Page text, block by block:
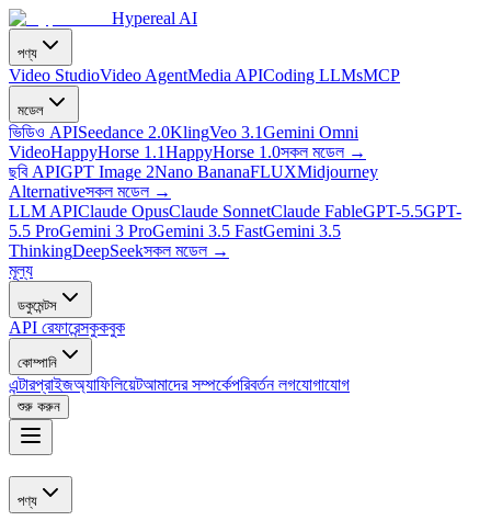
Hypereal AI
পণ্য
Video StudioVideo AgentMedia APICoding LLMsMCP
মডেল
ভিডিও APISeedance 2.0KlingVeo 3.1Gemini Omni
VideoHappyHorse 1.1HappyHorse 1.0সকল মডেল→
ছবি APIGPT Image 2Nano BananaFLUXMidjourney
Alternativeসকল মডেল→
LLM APIClaude OpusClaude SonnetClaude FableGPT-5.5GPT-
5.5 ProGemini 3 ProGemini 3.5 FastGemini 3.5
ThinkingDeepSeekসকল মডেল→
মূল্য
ডকুমেন্টস
API রেফারেন্সকুকবুক
কোম্পানি
এন্টারপ্রাইজঅ্যাফিলিয়েটআমাদের সম্পর্কেপরিবর্তন লগযোগাযোগ
শুরু করুন
পণ্য